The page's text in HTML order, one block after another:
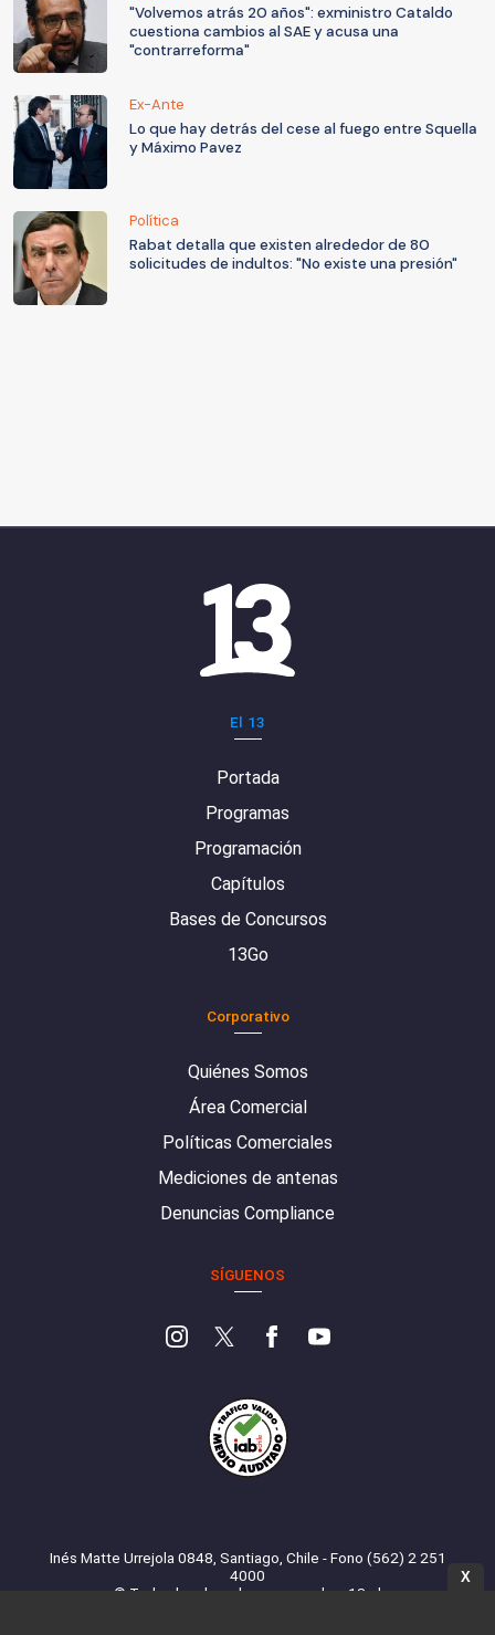
"Volvemos atrás 20 años": exministro Cataldo
cuestiona cambios al SAE y acusa una
"contrarreforma"
Ex-Ante
Lo que hay detrás del cese al fuego entre Squella
y Máximo Pavez
Política
Rabat detalla que existen alrededor de 80
solicitudes de indultos: "No existe una presión"
El 13
Portada
Programas
Programación
Capítulos
Bases de Concursos
13Go
Corporativo
Quiénes Somos
Área Comercial
Políticas Comerciales
Mediciones de antenas
Denuncias Compliance
SÍGUENOS
Inés Matte Urrejola 0848, Santiago, Chile - Fono (562) 2 251
4000
© Todos los derechos reservados. 13.cl
X